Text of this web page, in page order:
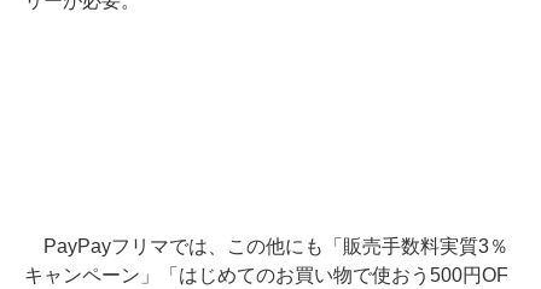
PayPayフリマでは、この他にも「販売手数料実質3％
キャンペーン」「はじめてのお買い物で使おう500円OF